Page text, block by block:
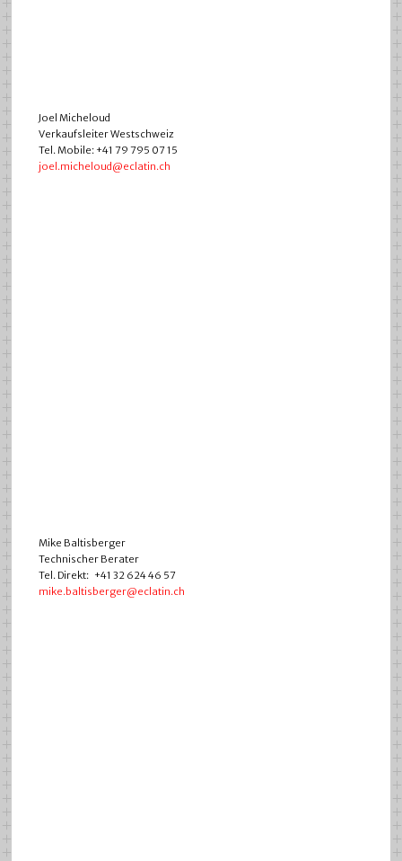
Joel Micheloud
Verkaufsleiter Westschweiz
Tel. Mobile: +41 79 795 07 15
joel.micheloud@eclatin.ch
Mike Baltisberger
Technischer Berater
Tel. Direkt: +41 32 624 46 57
mike.baltisberger@eclatin.ch